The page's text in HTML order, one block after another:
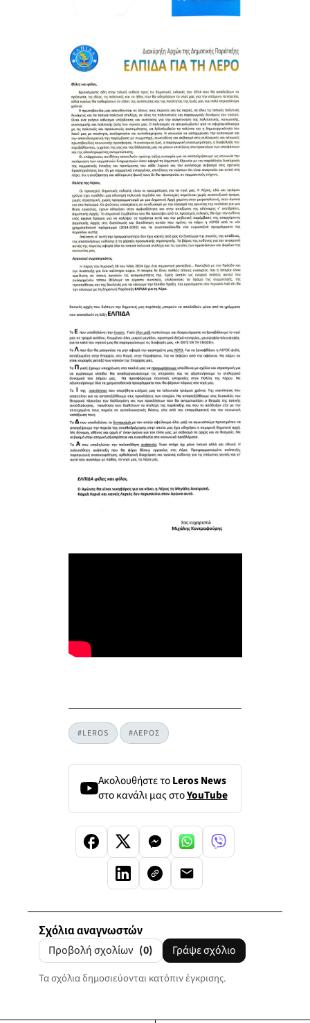
#LEROS #ΛΕΡΟΣ
Ακολουθήστε τοLeros News
στο κανάλι μας στοYouTube
Σχόλια αναγνωστών
Προβολή σχολίων (0) Γράψε σχόλιο
Τα σχόλια δημοσιεύονται κατόπιν έγκρισης.